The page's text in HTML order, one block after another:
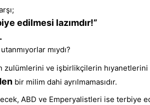
edilmesi lazımdır!”
mıydı?
zulümlerini ve işbirlikçilerin hıyanetlerini
bir milim dahi ayrılmamasıdır.
ABD ve Emperyalistleri ise terbiye